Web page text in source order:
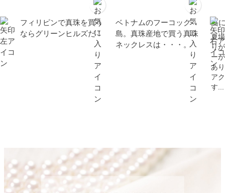
フィリピンで真珠を買う
ならグリーンヒルズだ！
ベトナムのフーコック
島。真珠産地で買う真珠
ネックレスは・・・。
夏
夏
り
ー
あ
ア
す...